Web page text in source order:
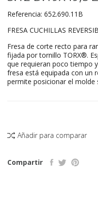
Referencia: 652.690.11B
FRESA CUCHILLAS
Fresa de corte recto para
fijada por tornillo TORX®.
que requieran poco tiempo
fresa está equipada con un
permite posicionar el molde
Añadir para comparar
Compartir